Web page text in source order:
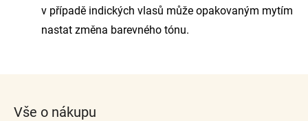
v případě indických vlasů může opakovaným mytím
nastat změna barevného tónu.
Vše o nákupu